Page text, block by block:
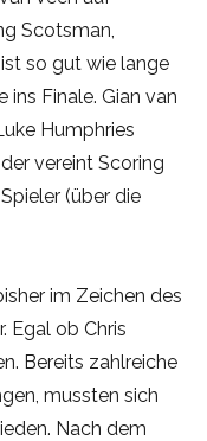
Scotsman,
so gut wie lange
ins Finale. Gian van
Humphries
vereint Scoring
(über die
im Zeichen des
Egal ob Chris
Bereits zahlreiche
mussten sich
Nach dem